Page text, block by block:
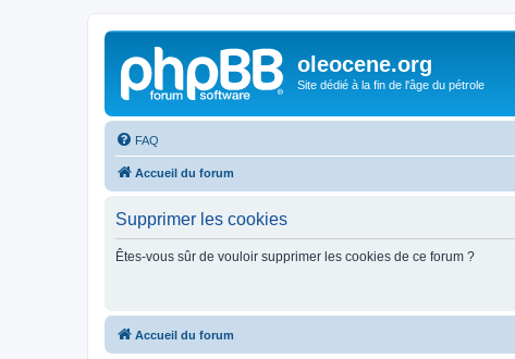
oleocene.org
Site dédié à la fin de l'âge du pétrole
FAQ
Accueil du forum
Supprimer les cookies
Êtes-vous sûr de vouloir supprimer les cookies de ce forum ?
Accueil du forum